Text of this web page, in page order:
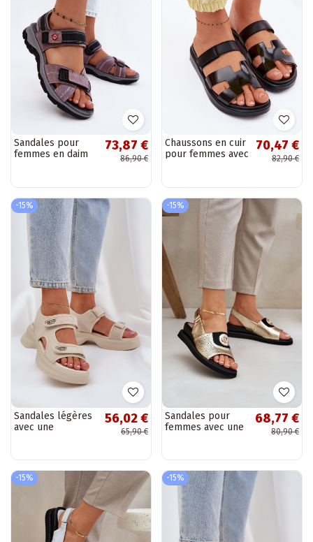
Sandales pour
femmes en daim
LaĮendoĮe Blingy
73,87 €
86,90 €
Chaussons en cuir
pour femmes avec
70,47 €
82,90 €
-15%
Sandales légères
avec une
56,02 €
65,90 €
-15%
Sandales pour
femmes avec une
68,77 €
80,90 €
-15% -15%